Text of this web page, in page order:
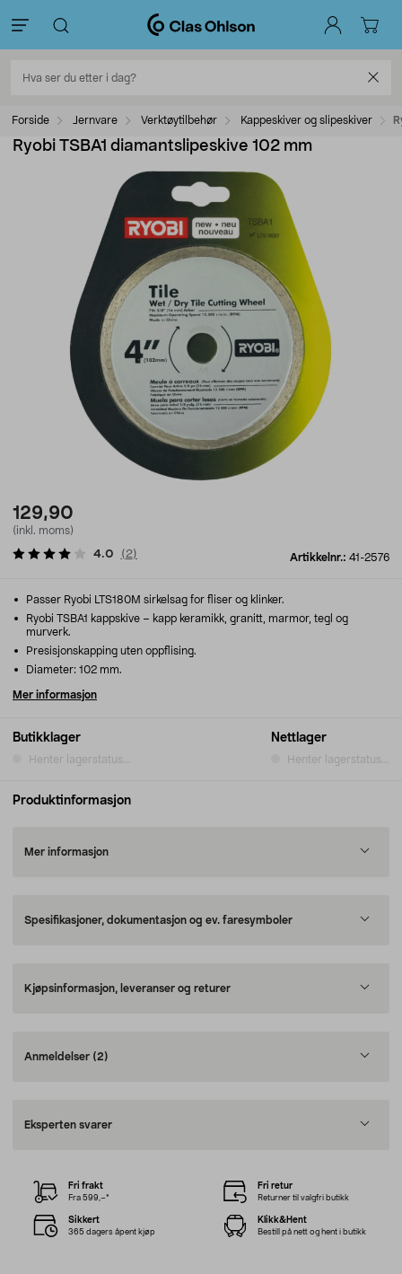
Forside Jernvare Verktøytilbehør Kappeskiver og slipeskiver
Ryobi TSBA1 diamantslipeskive 102 mm
129,90
(inkl. moms)
Artikkelnr.: 41-2576
4.0 ( 2)
Butikklager
Henter lagerstatus...
Nettlager
Henter lagerstatus...
Passer Ryobi LTS180M sirkelsag for fliser og klinker.
Ryobi TSBA1 kappskive – kapp keramikk, granitt, marmor, tegl og
murverk.
Presisjonskapping uten oppflising.
Diameter: 102 mm.
Mer informasjon
Produktinformasjon
Mer informasjon
Spesifikasjoner, dokumentasjon og ev. faresymboler
Kjøpsinformasjon, leveranser og returer
Anmeldelser (2)
Eksperten svarer
Fri frakt
Fra 599,–*
Fri retur
Returner til valgfri butikk
Sikkert
365 dagers åpent kjøp
Klikk&Hent
Bestill på nett og hent i butikk